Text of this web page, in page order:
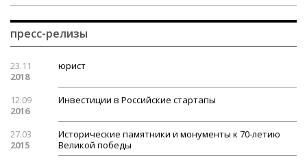
пресс-релизы
23.11
2018
юрист
12.09
2016
Инвестиции в Российские стартапы
27.03
2015
Исторические памятники и монументы к 70-летию
Великой победы